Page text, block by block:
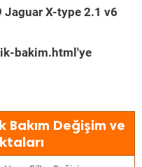
Jaguar X-type 2.1 v6
bakim.html'ye
Değişim ve